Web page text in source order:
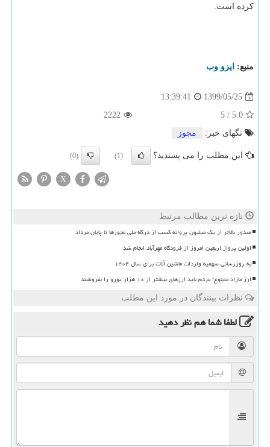
کرده است.
منبع: ایزو وب
1399/05/25
13:39:41
5.0
/
5
2222
تگهای خبر:
مجوز
این مطلب را می پسندید؟ (1)
(0)
X
تازه ترین مطالب مرتبط
صدور بالاتر از یک میلیون پروانه کسب از درگاه ملی مجوزها تا پایان مرداد
اولین پرواز اربعین امروز از فرودگاه مهرآباد انجام شد
به روزرسانی سهمیه واردات ماشین آلات برای سال ۱۴۰۴
ارز مازاد ممنوع! مردم باید ارزهای بیشتر از ۱۰ هزار یورو را بفروشند
نظرات بینندگان در مورد این مطلب
لطفا شما همنظر دهید